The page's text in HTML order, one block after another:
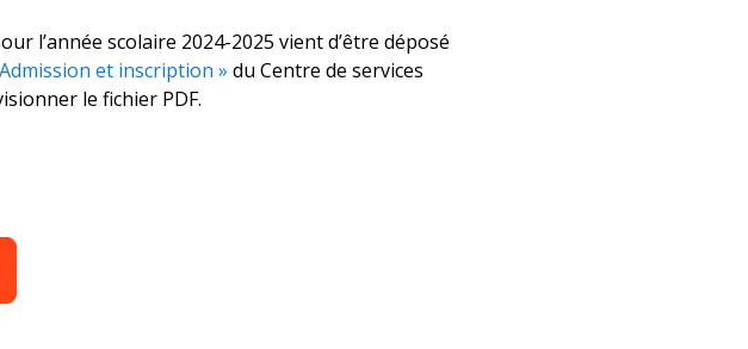
l’année scolaire 2024-2025 vient d’être déposé
et inscription » du Centre de services
le fichier PDF.